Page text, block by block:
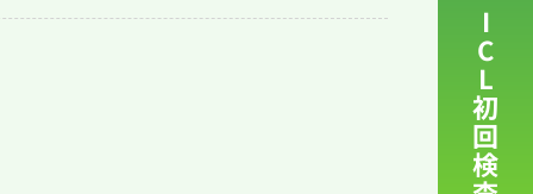
I
C
L
初
回
検